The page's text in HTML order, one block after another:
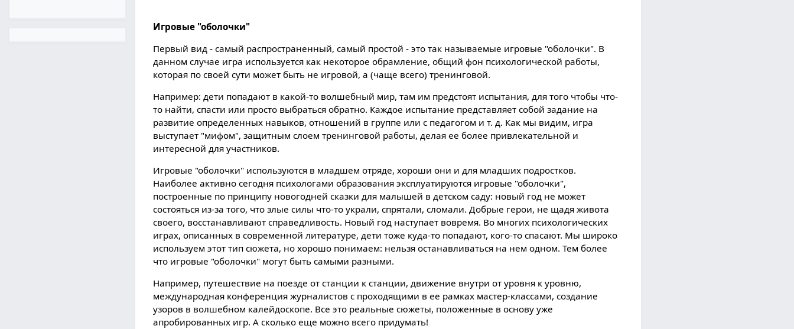
Игровые "оболочки"
Первый вид - самый распространенный, самый простой - это так называемые игровые "оболочки". В
данном случае игра используется как некоторое обрамление, общий фон психологической работы,
которая по своей сути может быть не игровой, а (чаще всего) тренинговой.
Например: дети попадают в какой-то волшебный мир, там им предстоят испытания, для того чтобы что-
то найти, спасти или просто выбраться обратно. Каждое испытание представляет собой задание на
развитие определенных навыков, отношений в группе или с педагогом и т. д. Как мы видим, игра
выступает "мифом", защитным слоем тренинговой работы, делая ее более привлекательной и
интересной для участников.
Игровые "оболочки" используются в младшем отряде, хороши они и для младших подростков.
Наиболее активно сегодня психологами образования эксплуатируются игровые "оболочки",
построенные по принципу новогодней сказки для малышей в детском саду: новый год не может
состояться из-за того, что злые силы что-то украли, спрятали, сломали. Добрые герои, не щадя живота
своего, восстанавливают справедливость. Новый год наступает вовремя. Во многих психологических
играх, описанных в современной литературе, дети тоже куда-то попадают, кого-то спасают. Мы широко
используем этот тип сюжета, но хорошо понимаем: нельзя останавливаться на нем одном. Тем более
что игровые "оболочки" могут быть самыми разными.
Например, путешествие на поезде от станции к станции, движение внутри от уровня к уровню,
международная конференция журналистов с проходящими в ее рамках мастер-классами, создание
узоров в волшебном калейдоскопе. Все это реальные сюжеты, положенные в основу уже
апробированных игр. А сколько еще можно всего придумать!